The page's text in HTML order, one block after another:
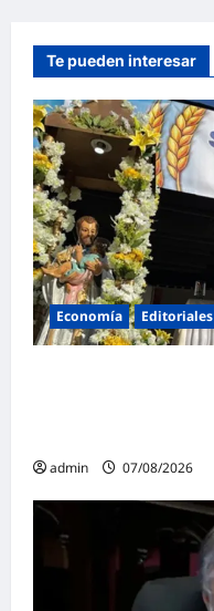
Te pueden interesar
Economía Editoriales
admin 07/08/2026